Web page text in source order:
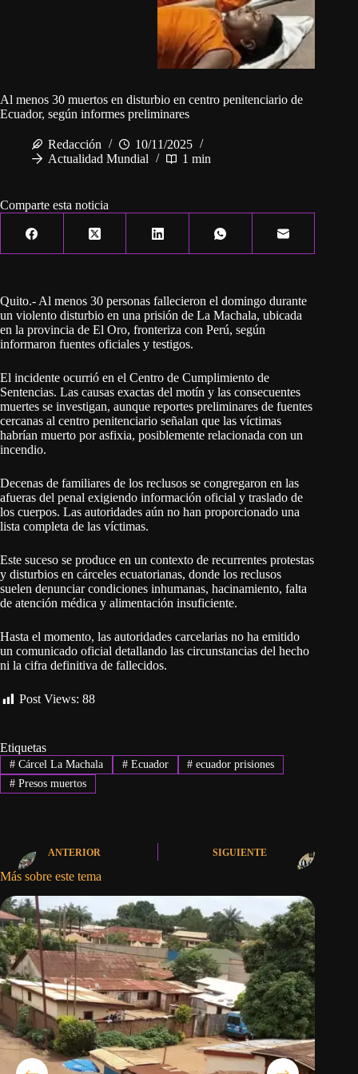
Al menos 30 muertos en disturbio en centro penitenciario de
Ecuador, según informes preliminares
Redacción
10/11/2025
Actualidad Mundial
1 min
Comparte esta noticia
Quito.- Al menos 30 personas fallecieron el domingo durante
un violento disturbio en una prisión de La Machala, ubicada
en la provincia de El Oro, fronteriza con Perú, según
informaron fuentes oficiales y testigos.
El incidente ocurrió en el Centro de Cumplimiento de
Sentencias. Las causas exactas del motín y las consecuentes
muertes se investigan, aunque reportes preliminares de fuentes
cercanas al centro penitenciario señalan que las víctimas
habrían muerto por asfixia, posiblemente relacionada con un
incendio.
Decenas de familiares de los reclusos se congregaron en las
afueras del penal exigiendo información oficial y traslado de
los cuerpos. Las autoridades aún no han proporcionado una
lista completa de las víctimas.
Este suceso se produce en un contexto de recurrentes protestas
y disturbios en cárceles ecuatorianas, donde los reclusos
suelen denunciar condiciones inhumanas, hacinamiento, falta
de atención médica y alimentación insuficiente.
Hasta el momento, las autoridades carcelarias no ha emitido
un comunicado oficial detallando las circunstancias del hecho
ni la cifra definitiva de fallecidos.
Post Views: 88
Etiquetas
#Cárcel La Machala #Ecuador # ecuador prisiones
#Presos muertos
ANTERIOR SIGUIENTE
Más sobre este tema